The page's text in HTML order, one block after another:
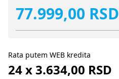
77.999,00 RSD
Rata putem WEB kredita
24 x 3.634,00 RSD